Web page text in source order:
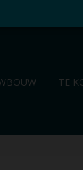
TE